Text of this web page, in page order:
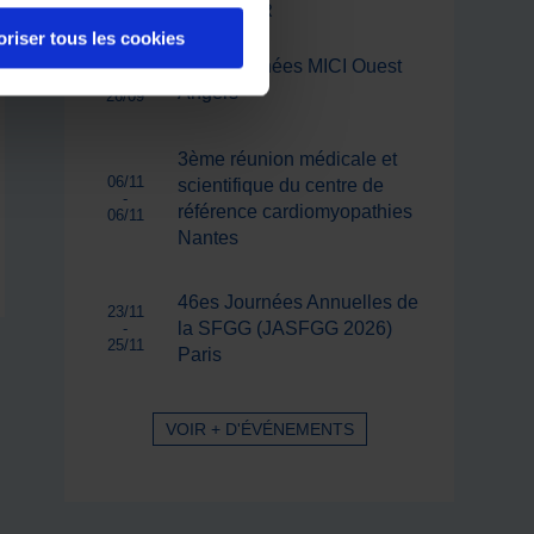
tous les cookies
CONGRÈS À VENIR
26/09
15es Journées MICI Ouest
Angers
06/11
-
06/11
3ème réunion médicale et
scientifique du centre de
référence cardiomyopathies
Nantes
23/11
-
25/11
46es Journées Annuelles de
la SFGG (JASFGG 2026)
Paris
VOIR + D'ÉVÉNEMENTS